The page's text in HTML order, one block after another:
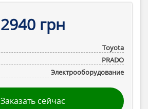
2940 грн
Toyota
PRADO
Электрооборудование
Заказать сейчас